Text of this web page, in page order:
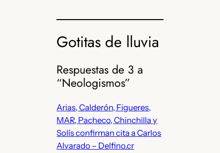
Gotitas de lluvia
Respuestas de 3 a
“Neologismos”
Arias, Calderón, Figueres,
MAR, Pacheco, Chinchilla y
Solís confirman cita a Carlos
Alvarado – Delfino.cr